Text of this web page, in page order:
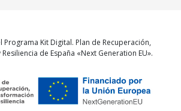
Programa Kit Digital. Plan de Recuperación,
de España «Next Generation EU».